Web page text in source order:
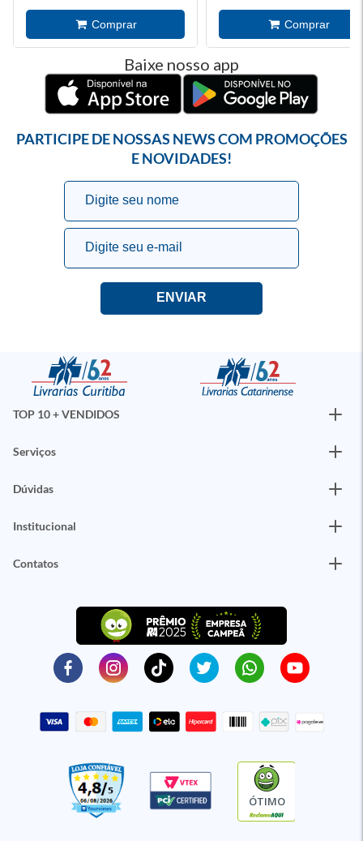
Baixe nosso app
PARTICIPE DE NOSSAS NEWS COM PROMOÇÕES
E NOVIDADES!
TOP 10 + VENDIDOS
Serviços
Dúvidas
Institucional
Contatos
ÓTIMO